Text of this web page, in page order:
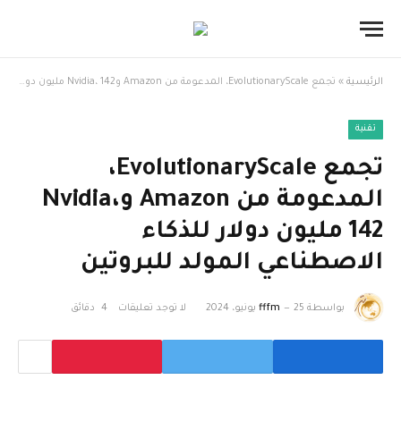
الرئيسية » تجمع EvolutionaryScale، المدعومة من Amazon وNvidia، 142 مليون دولار للذكاء الاصطناعي المولد للبروتين
تقنية
تجمع EvolutionaryScale،
المدعومة من Amazon وNvidia،
142 مليون دولار للذكاء
الاصطناعي المولد للبروتين
بواسطة fffm 25 يونيو، 2024 لا توجد تعليقات 4 دقائق